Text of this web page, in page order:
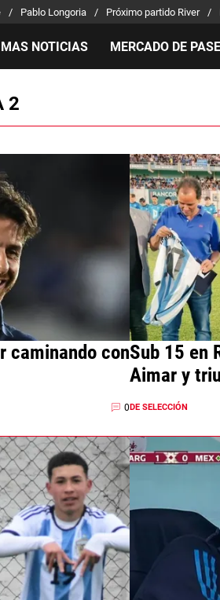
Pablo Longoria Próximo partido River
NOTICIAS MERCADO DE
Argentina
Juanfer Quintero
Chacho Coudet
Ex River
2
caminando con
0
Sub 15 en
Aimar y
DE SELECCIÓN